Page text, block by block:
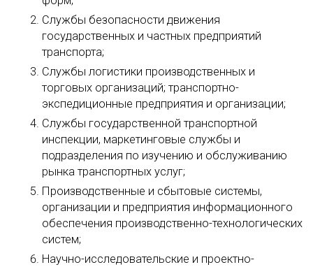
Службы безопасности движения
государственных и частных предприятий
транспорта;
Службы логистики производственных и
торговых организаций; транспортно-
экспедиционные предприятия и организации;
Службы государственной транспортной
инспекции, маркетинговые службы и
подразделения по изучению и обслуживанию
рынка транспортных услуг;
Производственные и сбытовые системы,
организации и предприятия информационного
обеспечения производственно-технологических
систем;
Научно-исследовательские и проектно-